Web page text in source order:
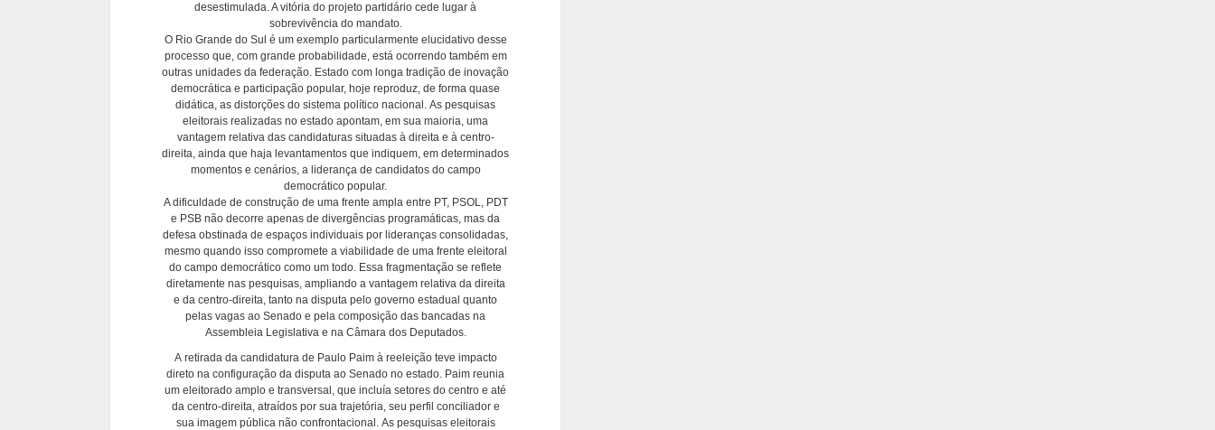
desestimulada. A vitória do projeto partidário cede lugar à
sobrevivência do mandato.
O Rio Grande do Sul é um exemplo particularmente elucidativo desse
processo que, com grande probabilidade, está ocorrendo também em
outras unidades da federação. Estado com longa tradição de inovação
democrática e participação popular, hoje reproduz, de forma quase
didática, as distorções do sistema político nacional. As pesquisas
eleitorais realizadas no estado apontam, em sua maioria, uma
vantagem relativa das candidaturas situadas à direita e à centro-
direita, ainda que haja levantamentos que indiquem, em determinados
momentos e cenários, a liderança de candidatos do campo
democrático popular.
A dificuldade de construção de uma frente ampla entre PT, PSOL, PDT
e PSB não decorre apenas de divergências programáticas, mas da
defesa obstinada de espaços individuais por lideranças consolidadas,
mesmo quando isso compromete a viabilidade de uma frente eleitoral
do campo democrático como um todo. Essa fragmentação se reflete
diretamente nas pesquisas, ampliando a vantagem relativa da direita
e da centro-direita, tanto na disputa pelo governo estadual quanto
pelas vagas ao Senado e pela composição das bancadas na
Assembleia Legislativa e na Câmara dos Deputados.
A retirada da candidatura de Paulo Paim à reeleição teve impacto
direto na configuração da disputa ao Senado no estado. Paim reunia
um eleitorado amplo e transversal, que incluía setores do centro e até
da centro-direita, atraídos por sua trajetória, seu perfil conciliador e
sua imagem pública não confrontacional. As pesquisas eleitorais